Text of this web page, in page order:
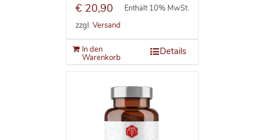
€20,90
Enthält 10% MwSt.
zzgl. Versand
In den
Warenkorb
Details